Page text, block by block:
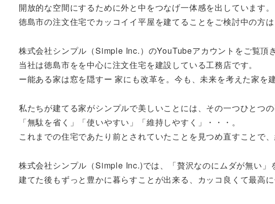
開放的な空間にするために外と中をつなげ一体感を出しています。
徳島市の注文住宅でカッコイイ平屋を建てることをご検討中の方は
株式会社シンプル（Simple Inc.）のYouTubeアカウントをご覧頂
当社は徳島市をを中心に注文住宅を建設している工務店です。
ー能ある家は窓を隠すー 家にも改革を。今も、未来を考えた家を建
私たちが建てる家がシンプルで美しいことには、その一つひとつの
「無駄を省く」「使いやすい」「維持しやすく」・・・。
これまでの住宅であたり前とされていたことを見つめ直すことで
株式会社シンプル（Simple Inc.)では、「贅沢なのにムダが無い」
建てた後もずっと豊かに暮らすことが出来る、カッコ良くて最高